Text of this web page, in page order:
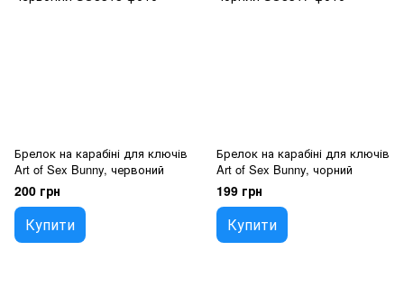
Брелок на карабіні для ключів
Art of Sex Bunny, червоний
200 грн
Купити
Брелок на карабіні для ключів
Art of Sex Bunny, чорний
199 грн
Купити